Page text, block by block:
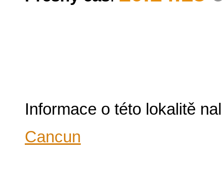
Informace o této lokalitě
Cancun